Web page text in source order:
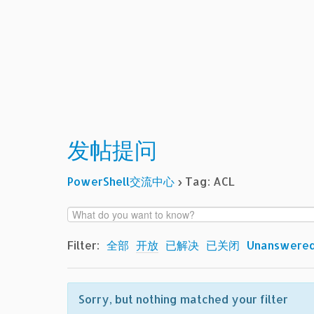
发帖提问
PowerShell交流中心› Tag: ACL
Filter: 全部 开放 已解决 已关闭
Sorry, but nothing matched your filter